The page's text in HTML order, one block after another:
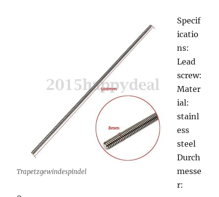
Trapetzgewindespindel
Specif
icatio
ns:
Lead
screw:
Mater
ial:
stainl
ess
steel
Durch
messe
r: